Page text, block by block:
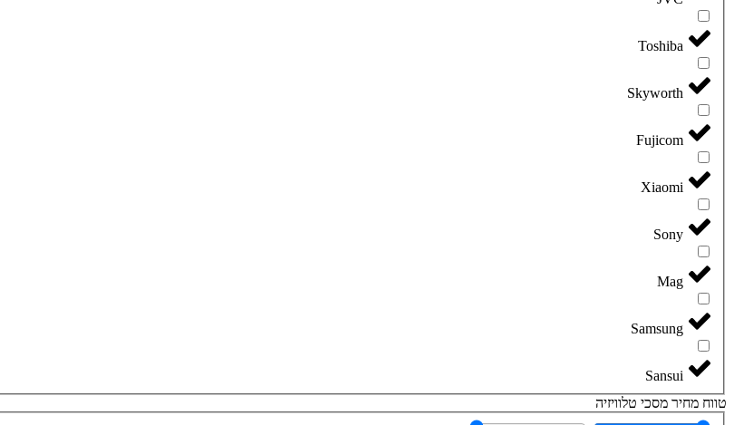
Toshiba
Skyworth
Fujicom
Xiaomi
Sony
Mag
Samsung
Sansui
טווח מחיר מסכי טלוויזיה